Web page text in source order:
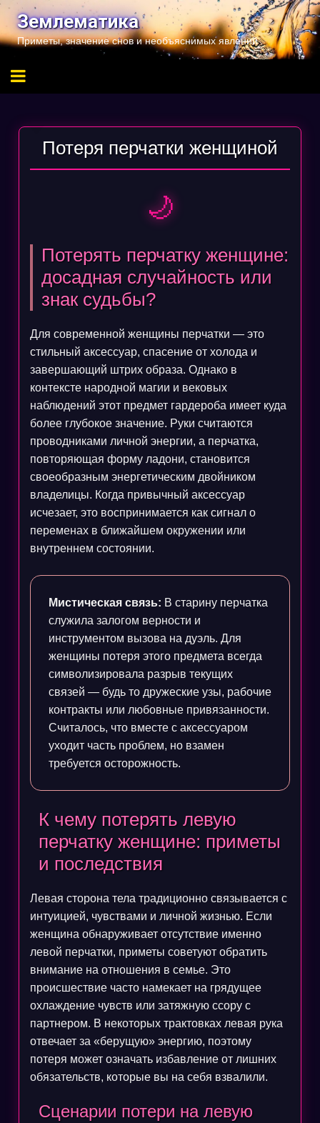
Перейти
содержимому
Землематика
Приметы, значение снов и необъяснимых явлений
Потеря перчатки женщиной
🌙
Потерять перчатку женщине:
досадная случайность или
знак судьбы?
Для современной женщины перчатки — это
стильный аксессуар, спасение от холода и
завершающий штрих образа. Однако в
контексте народной магии и вековых
наблюдений этот предмет гардероба имеет куда
более глубокое значение. Руки считаются
проводниками личной энергии, а перчатка,
повторяющая форму ладони, становится
своеобразным энергетическим двойником
владелицы. Когда привычный аксессуар
исчезает, это воспринимается как сигнал о
переменах в ближайшем окружении или
внутреннем состоянии.
Мистическая связь: В старину перчатка
служила залогом верности и
инструментом вызова на дуэль. Для
женщины потеря этого предмета всегда
символизировала разрыв текущих
связей — будь то дружеские узы, рабочие
контракты или любовные привязанности.
Считалось, что вместе с аксессуаром
уходит часть проблем, но взамен
требуется осторожность.
К чему потерять левую
перчатку женщине: приметы
и последствия
Левая сторона тела традиционно связывается с
интуицией, чувствами и личной жизнью. Если
женщина обнаруживает отсутствие именно
левой перчатки, приметы советуют обратить
внимание на отношения в семье. Это
происшествие часто намекает на грядущее
охлаждение чувств или затяжную ссору с
партнером. В некоторых трактовках левая рука
отвечает за «берущую» энергию, поэтому
потеря может означать избавление от лишних
обязательств, которые вы на себя взвалили.
Сценарии потери на левую